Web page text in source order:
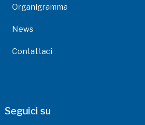
Organigramma
News
Contattaci
Seguici su